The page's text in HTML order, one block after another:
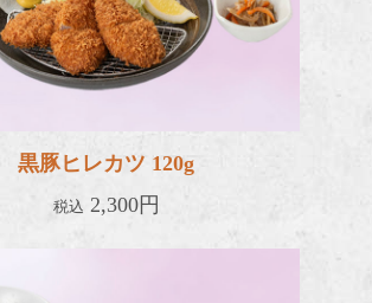
黒豚ヒレカツ 120g
税込 2,300円
黒豚